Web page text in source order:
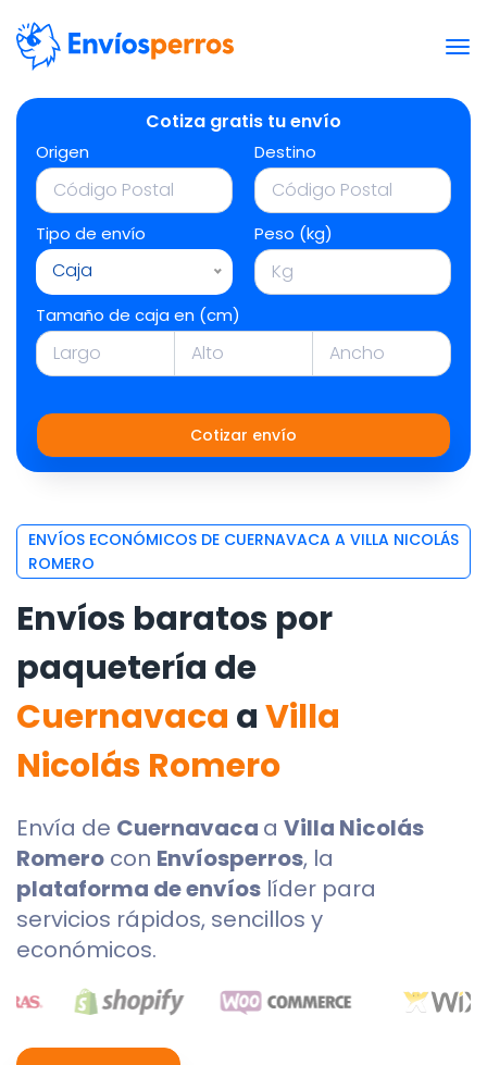
Cotiza gratis tu envío
Origen Destino
Tipo de envío
Caja
Peso (kg)
Tamaño de caja en (cm)
Cotizar envío
ENVÍOS ECONÓMICOS DE CUERNAVACA A VILLA NICOLÁS
ROMERO
Envíos baratos por
paquetería de
Cuernavaca aVilla
Nicolás Romero
Envía de Cuernavaca a Villa Nicolás
Romero con Envíosperros, la
plataforma de envíos líder para
servicios rápidos, sencillos y
económicos.